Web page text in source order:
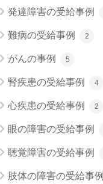
発達障害の受給事例
難病の受給事例 2
がんの事例 5
腎疾患の受給事例 4
心疾患の受給事例 2
眼の障害の受給事例
聴覚障害の受給事例
肢体の障害の受給事例